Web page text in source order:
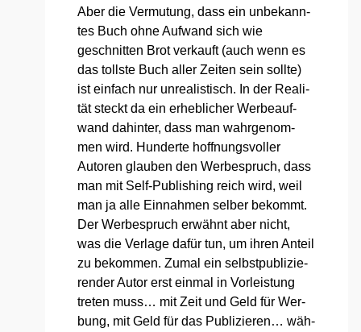
Aber die Ver­mu­tung, dass ein unbe­kann­
tes Buch ohne Auf­wand sich wie
geschnit­ten Brot ver­kauft (auch wenn es
das tolls­te Buch aller Zei­ten sein soll­te)
ist ein­fach nur unrea­lis­tisch. In der Rea­li­
tät steckt da ein erheb­li­cher Wer­be­auf­
wand dahin­ter, dass man wahr­ge­nom­
men wird. Hun­der­te hoff­nungs­vol­ler
Autoren glau­ben den Wer­be­spruch, dass
man mit Self-Publi­shing reich wird, weil
man ja alle Ein­nah­men sel­ber bekommt.
Der Wer­be­spruch erwähnt aber nicht,
was die Ver­la­ge dafür tun, um ihren Anteil
zu bekom­men. Zumal ein selbst­pu­bli­zie­
ren­der Autor erst ein­mal in Vor­leis­tung
tre­ten muss… mit Zeit und Geld für Wer­
bung, mit Geld für das Publi­zie­ren… wäh­